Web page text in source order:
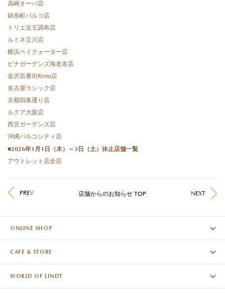
高崎オーパ店
錦糸町パルコ店
トリエ京王調布店
ルミネ立川店
横浜ベイクォーター店
ビナガーデンズ海老名店
金沢百番街Rinto店
名古屋ラシック店
京都四条通り店
ルクア大阪店
西宮ガーデンズ店
沖縄パルコシティ店
■2026年1月1日（木）～3日（土）休止店舗一覧
アウトレット店全店
PREV 店舗からのお知らせ TOP NEXT
ONLINE SHOP
CAFE & STORE
WORLD OF LINDT